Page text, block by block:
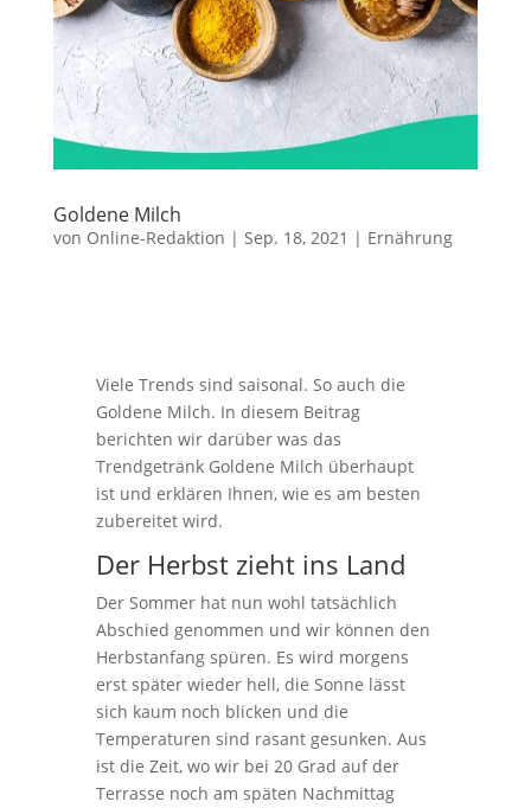
Goldene Milch
von Online-Redaktion | Sep. 18, 2021 | Ernährung
Viele Trends sind saisonal. So auch die
Goldene Milch. In diesem Beitrag
berichten wir darüber was das
Trendgetränk Goldene Milch überhaupt
ist und erklären Ihnen, wie es am besten
zubereitet wird.
Der Herbst zieht ins Land
Der Sommer hat nun wohl tatsächlich
Abschied genommen und wir können den
Herbstanfang spüren. Es wird morgens
erst später wieder hell, die Sonne lässt
sich kaum noch blicken und die
Temperaturen sind rasant gesunken. Aus
ist die Zeit, wo wir bei 20 Grad auf der
Terrasse noch am späten Nachmittag